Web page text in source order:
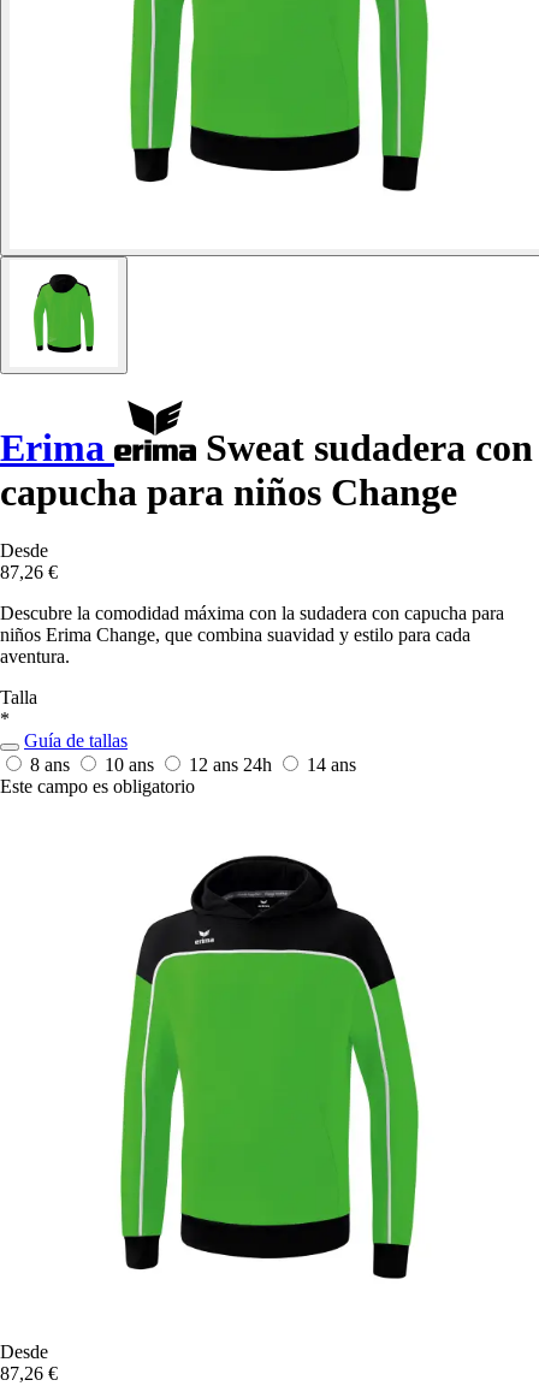
Erima
Sweat sudadera con
capucha para niños Change
Desde
87,26 €
Descubre la comodidad máxima con la sudadera con capucha para
niños Erima Change, que combina suavidad y estilo para cada
aventura.
Talla
*
Guía de tallas
8 ans
10 ans 12 ans 24h
14 ans
Este campo es obligatorio
Desde
87,26 €